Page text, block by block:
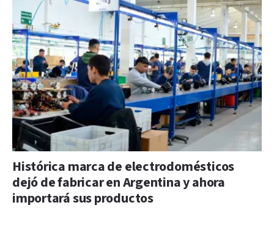
Histórica marca de electrodomésticos
dejó de fabricar en Argentina y ahora
importará sus productos